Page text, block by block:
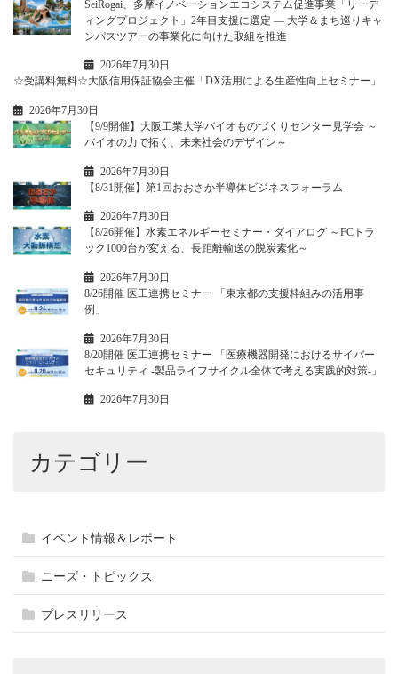
SeiRogai、多摩イノベーションエコシステム促進事業「リーデ
ィングプロジェクト」2年目支援に選定 ― 大学＆まち巡りキャ
ンパスツアーの事業化に向けた取組を推進
2026年7月30日
☆受講料無料☆大阪信用保証協会主催「DX活用による生産性向上セミナー」
2026年7月30日
【9/9開催】大阪工業大学バイオものづくりセンター見学会 ～
バイオの力で拓く、未来社会のデザイン～
2026年7月30日
【8/31開催】第1回おおさか半導体ビジネスフォーラム
2026年7月30日
【8/26開催】水素エネルギーセミナー・ダイアログ ～FCトラ
ック1000台が変える、長距離輸送の脱炭素化～
2026年7月30日
8/26開催 医工連携セミナー 「東京都の支援枠組みの活用事
例」
2026年7月30日
8/20開催 医工連携セミナー 「医療機器開発におけるサイバー
セキュリティ -製品ライフサイクル全体で考える実践的対策-」
2026年7月30日
カテゴリー
イベント情報＆レポート
ニーズ・トピックス
プレスリリース